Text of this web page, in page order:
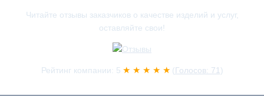
Читайте отзывы заказчиков о качестве изделий и услуг,
оставляйте свои!
Рейтинг компании: 5 ★ ★ ★ ★ ★ (Голосов: 71)